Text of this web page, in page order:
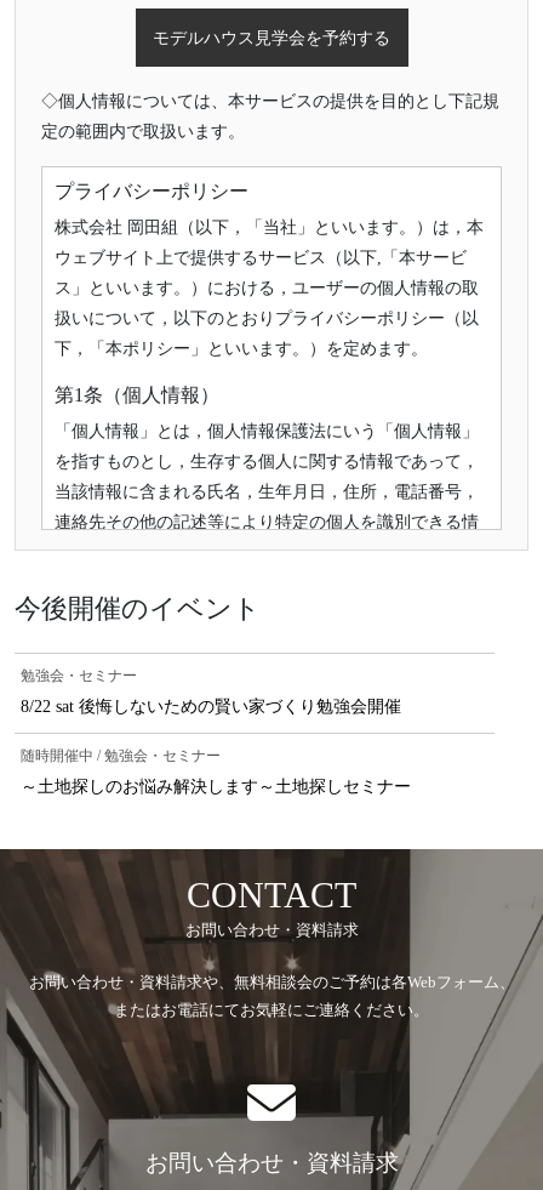
今後開催のイベント
勉強会・セミナー
8/22 sat 後悔しないための賢い家づくり勉強会開催
随時開催中 / 勉強会・セミナー
～土地探しのお悩み解決します～土地探しセミナー
◇個人情報については、本サービスの提供を目的とし下記規
定の範囲内で取扱います。
プライバシーポリシー
株式会社 岡田組（以下，「当社」といいます。）は，本
ウェブサイト上で提供するサービス（以下,「本サービ
ス」といいます。）における，ユーザーの個人情報の取
扱いについて，以下のとおりプライバシーポリシー（以
下，「本ポリシー」といいます。）を定めます。
第1条（個人情報）
「個人情報」とは，個人情報保護法にいう「個人情報」
を指すものとし，生存する個人に関する情報であって，
当該情報に含まれる氏名，生年月日，住所，電話番号，
連絡先その他の記述等により特定の個人を識別できる情
報及び容貌，指紋，声紋にかかるデータ，及び健康保険
別できる情報（個人識別情報）を指します。
第2条（個人情報の収集方法）
当社は，ユーザーが利用登録をする際に氏名，生年月
お尋ねすることがあります。
第3条（個人情報を収集・利用する目的）
です。
当社サービスの提供・運営のため
ユーザーからのお問い合わせに回答するため（本人
確認を行うことを含む）
ユーザーが利用中のサービスの新機能，更新情報，
キャンペーン等及び当社が提供する他のサービスの
案内のメールを送付するため
メンテナンス，重要なお知らせなど必要に応じたご
CONTACT
お問い合わせ・資料請求
お問い合わせ・資料請求や、無料相談会のご予約は各Webフォーム、
またはお電話にてお気軽にご連絡ください。
お問い合わせ・資料請求